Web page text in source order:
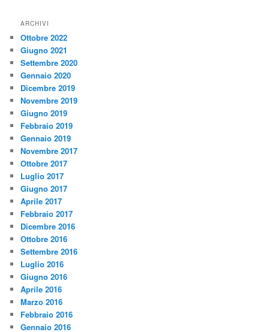
ARCHIVI
Ottobre 2022
Giugno 2021
Settembre 2020
Gennaio 2020
Dicembre 2019
Novembre 2019
Giugno 2019
Febbraio 2019
Gennaio 2019
Novembre 2017
Ottobre 2017
Luglio 2017
Giugno 2017
Aprile 2017
Febbraio 2017
Dicembre 2016
Ottobre 2016
Settembre 2016
Luglio 2016
Giugno 2016
Aprile 2016
Marzo 2016
Febbraio 2016
Gennaio 2016